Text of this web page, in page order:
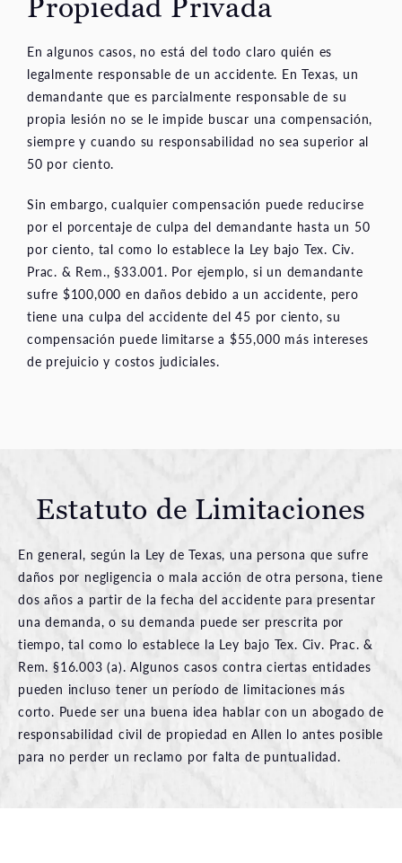
En algunos casos, no está del todo claro quién es
legalmente responsable de un accidente. En Texas, un
demandante que es parcialmente responsable de su
propia lesión no se le impide buscar una compensación,
siempre y cuando su responsabilidad no sea superior al
50 por ciento.
Sin embargo, cualquier compensación puede reducirse
por el porcentaje de culpa del demandante hasta un 50
por ciento, tal como lo establece la Ley bajo Tex. Civ.
Prac. & Rem., §33.001. Por ejemplo, si un demandante
sufre $100,000 en daños debido a un accidente, pero
tiene una culpa del accidente del 45 por ciento, su
compensación puede limitarse a $55,000 más intereses
de prejuicio y costos judiciales.
Estatuto de Limitaciones
En general, según la Ley de Texas, una persona que sufre
daños por negligencia o mala acción de otra persona, tiene
dos años a partir de la fecha del accidente para presentar
una demanda, o su demanda puede ser prescrita por
tiempo, tal como lo establece la Ley bajo Tex. Civ. Prac. &
Rem. §16.003 (a). Algunos casos contra ciertas entidades
pueden incluso tener un período de limitaciones más
corto. Puede ser una buena idea hablar con un abogado de
responsabilidad civil de propiedad en Allen lo antes posible
para no perder un reclamo por falta de puntualidad.